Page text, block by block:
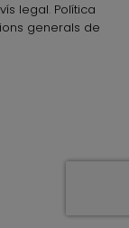
legal. Política
generals de